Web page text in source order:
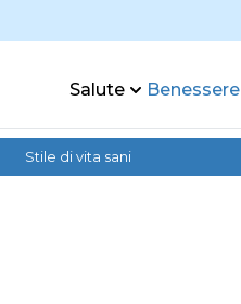
Salute Benessere
Stile di vita sani